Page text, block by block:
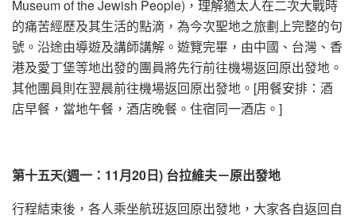
Museum of the Jewish People)，理解猶太人在二次大戰時
的痛苦經歷及其生活的點滴，為今次聖地之旅劃上完整的句
號。沿途由導遊及講師講解。遊覽完畢，由中國、台灣、香
港及愛丁堡等地出發的團員將先行前往機場返回原出發地。
其他團員則在翌晨前往機場返回原出發地。[用餐安排：酒
店早餐，當地午餐，酒店晚餐。住宿同一酒店。]
第十五天(週一：11月20日) 台拉維夫－原出發地
行程結束後，各人乘坐航班返回原出發地，大家各自返回自